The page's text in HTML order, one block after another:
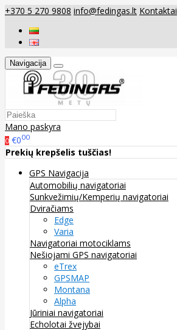
+370 5 270 9808 info@fedingas.lt Kontaktai
Navigacija
Mano paskyra
0 €000
Prekių krepšelis tuščias!
GPS Navigacija
Automobilių navigatoriai
Sunkvežimių/Kemperių navigatoriai
Dviračiams
Edge
Varia
Navigatoriai motociklams
Nešiojami GPS navigatoriai
eTrex
GPSMAP
Montana
Alpha
Jūriniai navigatoriai
Echolotai žvejybai